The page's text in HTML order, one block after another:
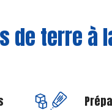
de terre à